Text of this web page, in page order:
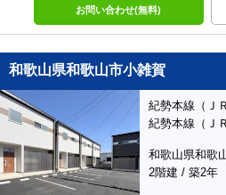
お問い合わせ(無料)
和歌山県和歌山市小雑賀
紀勢本線（Ｊ
紀勢本線（Ｊ
和歌山県和歌
2階建 / 築2年